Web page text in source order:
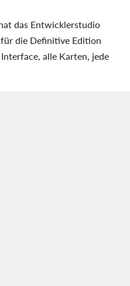
das Entwicklerstudio
die Definitive Edition
alle Karten, jede